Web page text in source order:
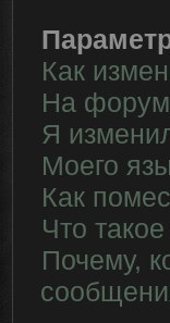
Как
На
Я
Моего
Как
Что
Почему,